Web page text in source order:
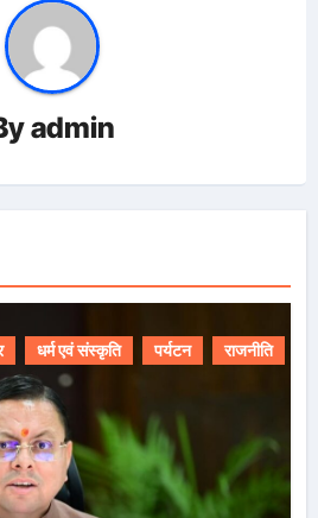
admin
धर्म एवं संस्कृति पर्यटन राजनीति